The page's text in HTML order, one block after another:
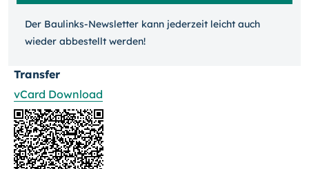
Der Baulinks-Newsletter kann jeder­zeit leicht auch
wieder ab­bestellt werden!
Transfer
vCard Download